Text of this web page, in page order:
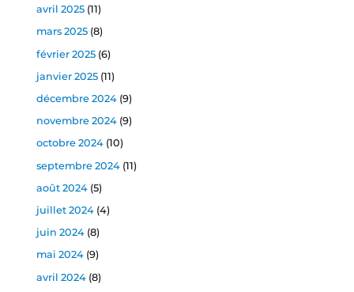
avril 2025(11)
mars 2025(8)
février 2025(6)
janvier 2025(11)
décembre 2024(9)
novembre 2024(9)
octobre 2024(10)
septembre 2024(11)
août 2024(5)
juillet 2024(4)
juin 2024(8)
mai 2024(9)
avril 2024(8)